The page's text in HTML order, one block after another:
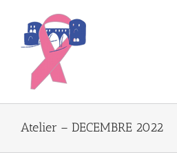
contenu
Atelier – DECEMBRE 2022